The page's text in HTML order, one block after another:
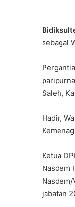
sebagai
Saleh,
Hadir,
Ketua
Nasdem
Nasdem/
jabatan